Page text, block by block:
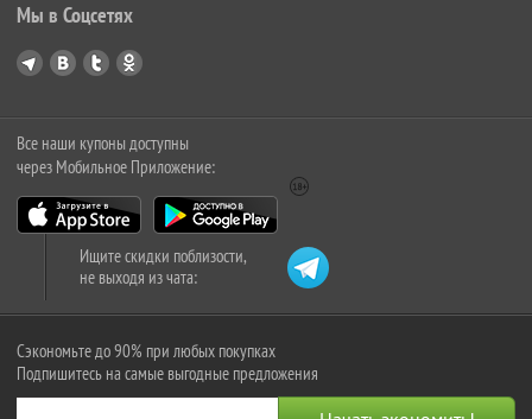
Мы в Соцсетях
Все наши купоны доступны
через Мобильное Приложение:
Ищите скидки поблизости,
не выходя из чата:
Сэкономьте до 90% при любых покупках
Подпишитесь на самые выгодные предложения